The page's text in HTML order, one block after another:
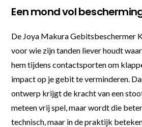
Een mond vol
De Joya Makura Gebitsbeschermer
voor wie zijn tanden liever houdt
hem tijdens contactsporten om
impact op je gebit te verminderen.
ontwerp krijgt de kracht van een
meteen vrij spel, maar wordt die
technisch, maar in de praktijk